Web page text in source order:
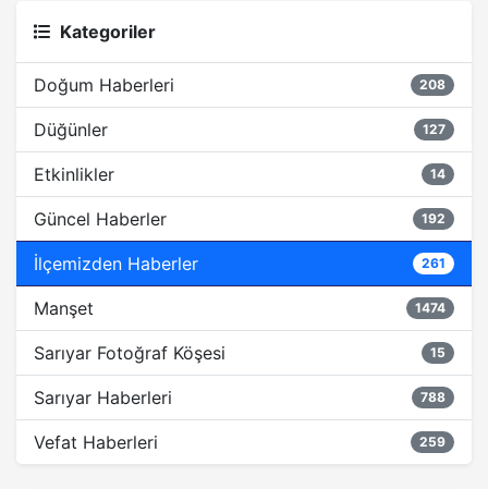
Kategoriler
Doğum Haberleri 208
Düğünler 127
Etkinlikler 14
Güncel Haberler 192
İlçemizden Haberler 261
Manşet 1474
Sarıyar Fotoğraf Köşesi 15
Sarıyar Haberleri 788
Vefat Haberleri 259